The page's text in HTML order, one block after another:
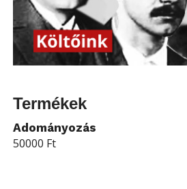
Termékek
Adományozás
50000 Ft